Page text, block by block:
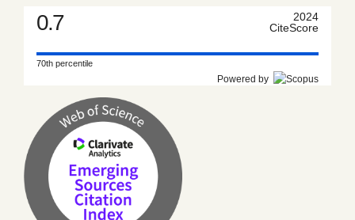
0.7
2024
CiteScore
70th percentile
Powered by